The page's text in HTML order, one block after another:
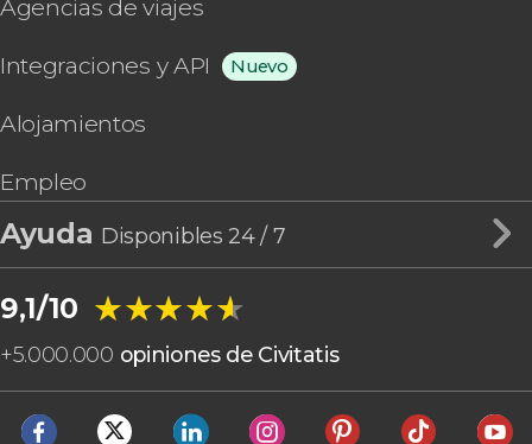
Agencias de viajes
Integraciones y API Nuevo
Alojamientos
Empleo
Ayuda Disponibles 24 / 7
9,1/10 ★★★★★
★★★★★
+5.000.000 opiniones de Civitatis